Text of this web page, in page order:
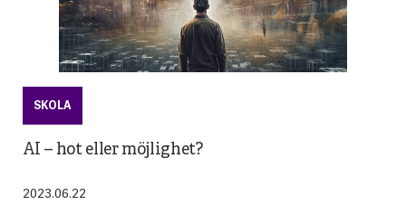
SKOLA
AI – hot eller möjlighet?
2023.06.22